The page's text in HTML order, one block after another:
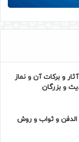
و برکات آن و نماز
و بزرگان
الدفن و ثواب و روش